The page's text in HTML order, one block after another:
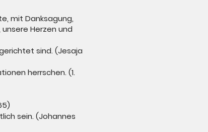
mit Danksagung,
Herzen und
sind. (Jesaja
herrschen. (1.
sein. (Johannes